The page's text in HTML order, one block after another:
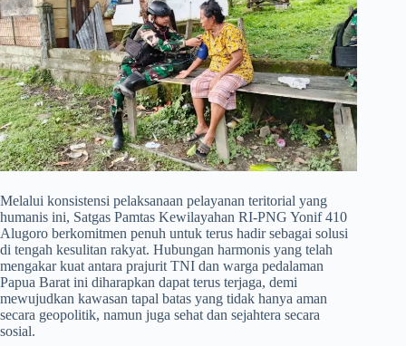
Melalui konsistensi pelaksanaan pelayanan teritorial yang
humanis ini, Satgas Pamtas Kewilayahan RI-PNG Yonif 410
Alugoro berkomitmen penuh untuk terus hadir sebagai solusi
di tengah kesulitan rakyat. Hubungan harmonis yang telah
mengakar kuat antara prajurit TNI dan warga pedalaman
Papua Barat ini diharapkan dapat terus terjaga, demi
mewujudkan kawasan tapal batas yang tidak hanya aman
secara geopolitik, namun juga sehat dan sejahtera secara
sosial.